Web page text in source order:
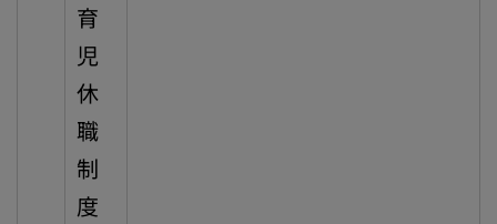
育
児
休
職
制
度